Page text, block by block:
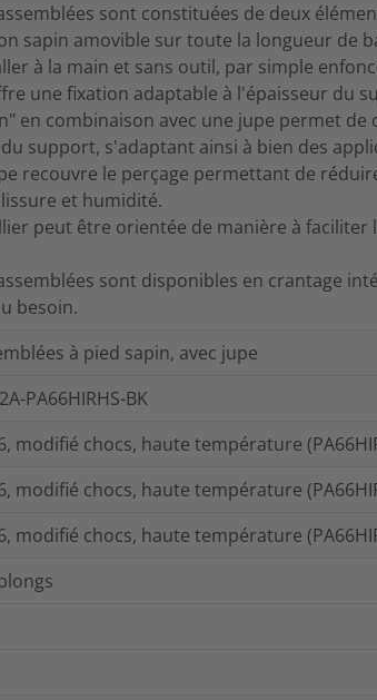
sont constituées de deux
sapin amovible sur toute la longueur de
à la main et sans outil, par simple
une fixation adaptable à l'épaisseur du
en combinaison avec une jupe permet de
support, s'adaptant ainsi à bien des
recouvre le perçage permettant de
et humidité.
peut être orientée de manière à faciliter
sont disponibles en crantage
besoin.
à pied sapin, avec jupe
PA66HIRHS-BK
modifié chocs, haute température
modifié chocs, haute température
modifié chocs, haute température